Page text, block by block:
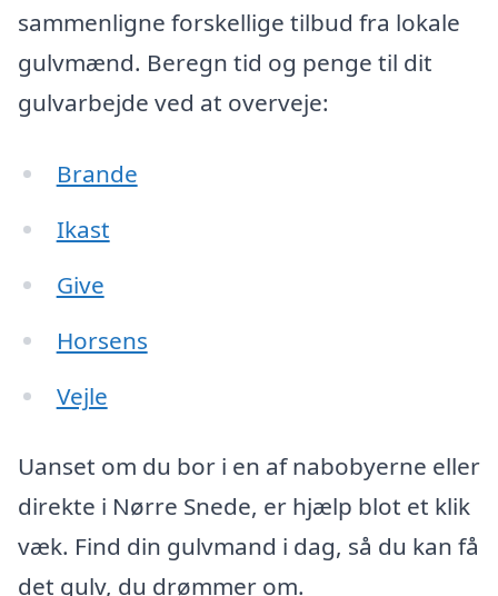
sammenligne forskellige tilbud fra lokale
gulvmænd. Beregn tid og penge til dit
gulvarbejde ved at overveje:
Brande
Ikast
Give
Horsens
Vejle
Uanset om du bor i en af nabobyerne eller
direkte i Nørre Snede, er hjælp blot et klik
væk. Find din gulvmand i dag, så du kan få
det gulv, du drømmer om.